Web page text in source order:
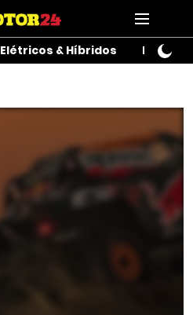
Elétricos & Híbridos Motos